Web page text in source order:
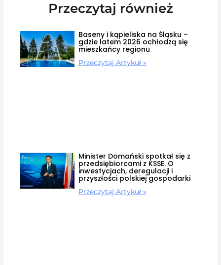
Przeczytaj również
Baseny i kąpieliska na Śląsku –
gdzie latem 2026 ochłodzą się
mieszkańcy regionu
Przeczytaj Artykuł »
Minister Domański spotkał się z
przedsiębiorcami z KSSE. O
inwestycjach, deregulacji i
przyszłości polskiej gospodarki
Przeczytaj Artykuł »